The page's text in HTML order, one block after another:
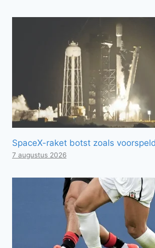
SpaceX-raket botst zoals
7 augustus 2026